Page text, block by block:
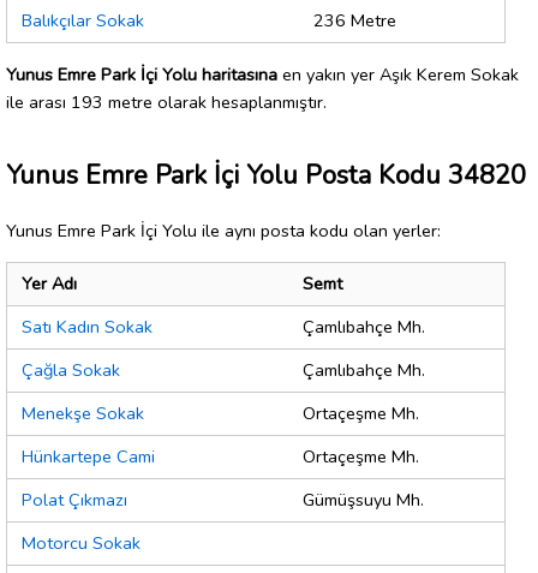
Balıkçılar Sokak
236 Metre
Yunus Emre Park İçi Yolu haritasına en yakın yer Aşık Kerem Sokak
ile arası 193 metre olarak hesaplanmıştır.
Yunus Emre Park İçi Yolu Posta Kodu 34820
Yunus Emre Park İçi Yolu ile aynı posta kodu olan yerler:
Yer Adı
Semt
Satı Kadın Sokak
Çamlıbahçe Mh.
Çağla Sokak
Çamlıbahçe Mh.
Menekşe Sokak
Ortaçeşme Mh.
Hünkartepe Cami
Ortaçeşme Mh.
Polat Çıkmazı
Gümüşsuyu Mh.
Motorcu Sokak